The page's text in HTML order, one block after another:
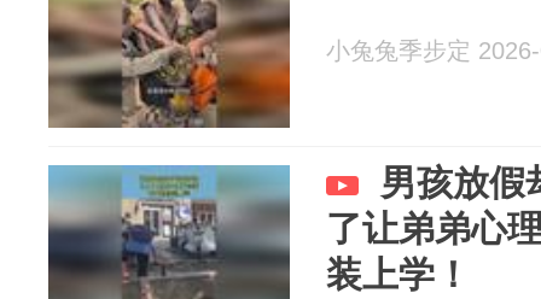
小兔兔季步定
男孩放假
了让弟弟心
装上学！